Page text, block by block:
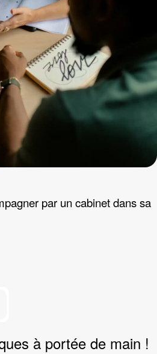
par un cabinet dans sa
à portée de main !